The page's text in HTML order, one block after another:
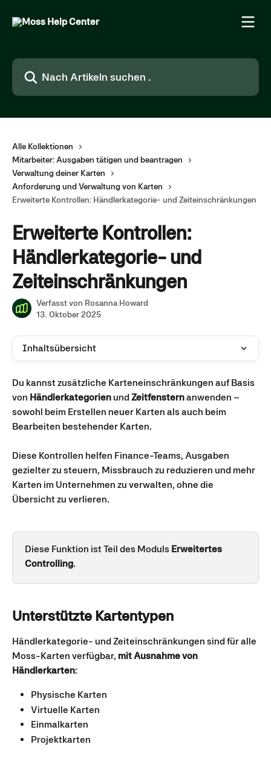
Nach Artikeln suchen …
Alle Kollektionen
Mitarbeiter: Ausgaben tätigen und beantragen
Verwaltung deiner Karten
Anforderung und Verwaltung von Karten
Erweiterte Kontrollen: Händlerkategorie- und Zeiteinschränkungen
Erweiterte Kontrollen:
Händlerkategorie- und
Zeiteinschränkungen
Verfasst von Rosanna Howard
13. Oktober 2025
Inhaltsübersicht
Du kannst zusätzliche Karteneinschränkungen auf Basis
von Händlerkategorien und Zeitfenstern anwenden –
sowohl beim Erstellen neuer Karten als auch beim
Bearbeiten bestehender Karten.
Diese Kontrollen helfen Finance-Teams, Ausgaben
gezielter zu steuern, Missbrauch zu reduzieren und mehr
Karten im Unternehmen zu verwalten, ohne die
Übersicht zu verlieren.
Diese Funktion ist Teil des Moduls Erweitertes
Controlling.
Unterstützte Kartentypen
Händlerkategorie- und Zeiteinschränkungen sind für alle
Moss-Karten verfügbar, mit Ausnahme von
Händlerkarten:
Physische Karten
Virtuelle Karten
Einmalkarten
Projektkarten